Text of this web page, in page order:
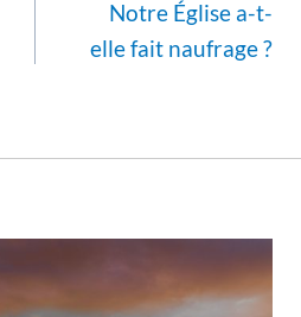
Notre Église a-t-
elle fait naufrage ?